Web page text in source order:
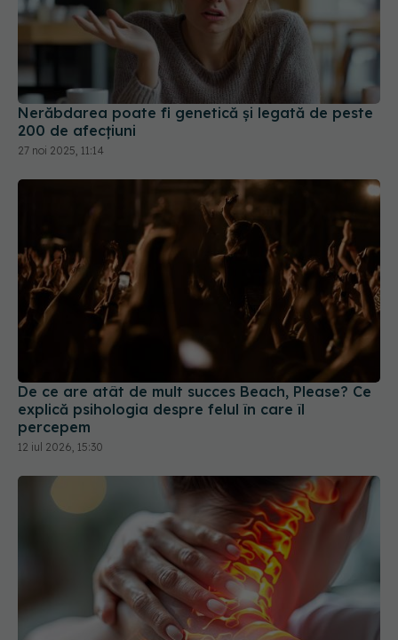
Nerăbdarea poate fi genetică și legată de peste
De ce are atât de mult succes Beach, Please? Ce
explică psihologia despre felul în care îl
12 iul 2026, 15:30
Fibromialgia, boala care îți schimbă viața peste